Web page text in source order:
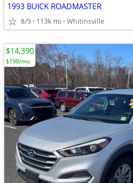
1993 BUICK ROADMASTER
8/9 113k mi Whitinsville
$14,390
$198/mo